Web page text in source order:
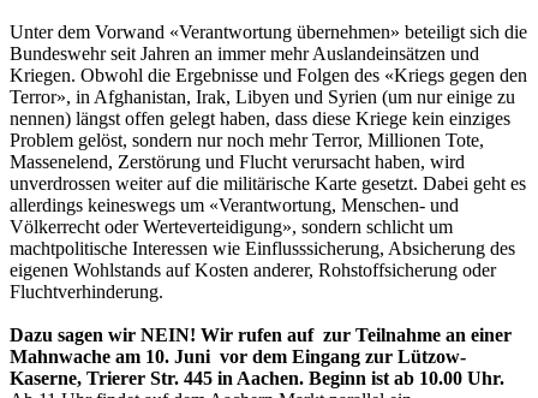
Unter dem Vorwand «Verantwortung übernehmen» beteiligt sich die
Bundeswehr seit Jahren an immer mehr Auslandeinsätzen und
Kriegen. Obwohl die Ergebnisse und Folgen des «Kriegs gegen den
Terror», in Afghanistan, Irak, Libyen und Syrien (um nur einige zu
nennen) längst offen gelegt haben, dass diese Kriege kein einziges
Problem gelöst, sondern nur noch mehr Terror, Millionen Tote,
Massenelend, Zerstörung und Flucht verursacht haben, wird
unverdrossen weiter auf die militärische Karte gesetzt. Dabei geht es
allerdings keineswegs um «Verantwortung, Menschen- und
Völkerrecht oder Werteverteidigung», sondern schlicht um
machtpolitische Interessen wie Einflusssicherung, Absicherung des
eigenen Wohlstands auf Kosten anderer, Rohstoffsicherung oder
Fluchtverhinderung.
Dazu sagen wir NEIN! Wir rufen auf zur Teilnahme an einer
Mahnwache am 10. Juni vor dem Eingang zur Lützow-
Kaserne, Trierer Str. 445 in Aachen. Beginn ist ab 10.00 Uhr.